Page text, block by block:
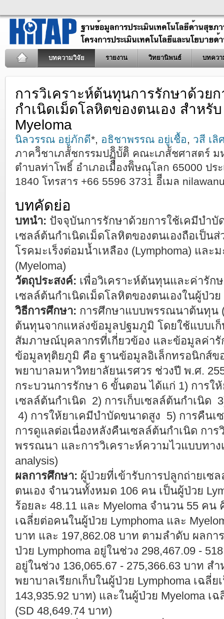
บทความวิจัย รายงาน วิทยานิพนธ์ บทควา
การวิเคราะห์ต้นทุนการรักษาด้วย
กำเนิดเม็ดโลหิตของตนเอง สำหรั
Myeloma
นิลวรรณ อยู่ภักดี*, อธิชาพรรณ อยู่เชื้อ, วสี เลิ
ภาควิิชาเภสััชกรรมปฏิิบััติิ คณะเภสััชศาสตร์ ม
ตำบลท่าโพธิ์ อำเภอเมืืองพิิษณุุโลก 65000 ปร
1840 โทรสาร +66 5596 3731 อีีเมล
บทคัดย่อ
บทนำ: ปัจจุบันการรักษาด้วยการใช้เคมีบำ
เซลล์ต้นกำเนิดเม็ดโลหิตของตนเองถือเป็น
โรคมะเร็งต่อมน้ำเหลือง (Lymphoma) และ
(Myeloma)
วัตถุประสงค์: เพื่อวิเคราะห์ต้นทุนและค่ารัก
เซลล์ต้นกำเนิดเม็ดโลหิตของตนเองในผู้ป่วย
วิธีการศึกษา: การศึกษาแบบพรรณนาต้นทุน
ต้นทุนจากแหล่งข้อมูลปฐมภูมิ โดยใช้แบบเ
สัมภาษณ์บุคลากรที่เกี่ยวข้อง และข้อมูลค่ารั
ข้อมูลทุติยภูมิ คือ ฐานข้อมูลอิเล็กทรอนิกส์ข
พยาบาลมหาวิทยาลัยนเรศวร ช่วงปี พ.ศ.
กระบวนการรักษา 6 ขั้นตอน ได้แก่ 1) การใ
เซลล์ต้นกำเนิด 2) การเก็บเซลล์ต้นกำเนิด
4) การให้ยาเคมีบำบัดขนาดสูง 5) การคืนเ
การดูแลต่อเนื่องหลังคืนเซลล์ต้นกำเนิด การ
พรรณนา และการวิเคราะห์ความไวแบบทาง
analysis)
ผลการศึกษา: ผู้ป่วยที่เข้ารับการปลูกถ่ายเซ
ตนเอง จำนวนทั้งหมด 106 คน เป็นผู้ป่วย
ร้อยละ 48.11 และ Myeloma จำนวน 55 ค
เฉลี่ยต่อคนในผู้ป่วย Lymphoma และ
บาท และ 197,862.08 บาท ตามลำดับ ผลก
ป่วย Lymphoma อยู่ในช่วง 298,467.09 -
อยู่ในช่วง 136,065.67 - 275,366.63 บาท ส
พยาบาลเรียกเก็บในผู้ป่วย Lymphoma เฉลี่ย
143,935.92 บาท) และในผู้ป่วย Myeloma เ
(SD 48,649.74 บาท)